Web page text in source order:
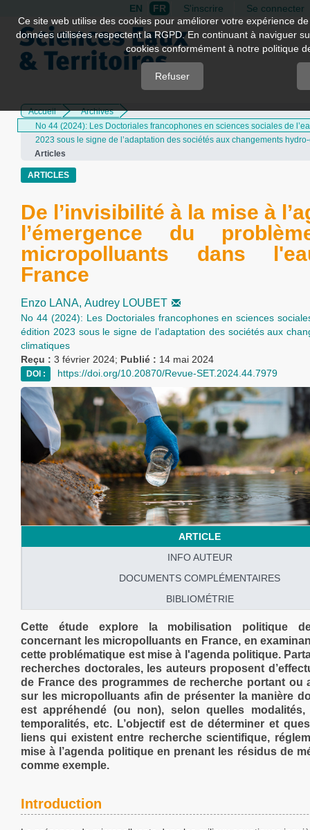
Quick
jump
page
Main
Navigation
Main
Content
Sidebar
EN FR S'inscrire Se connecter
Accueil
Archives
No 44 (2024): Les Doctoriales francophones en sciences sociales de
2023 sous le signe de l’adaptation des sociétés aux changements
Articles
ARTICLES
De l’invisibilité à la mise à
l’émergence du
micropolluants dans
France
Enzo LANA, Audrey LOUBET
No 44 (2024): Les Doctoriales francophones en sciences
édition 2023 sous le signe de l’adaptation des sociétés aux
climatiques
Reçu : 3 février 2024; Publié : 14 mai 2024
DOI : https://doi.org/10.20870/Revue-SET.2024.44.7979
ARTICLE
INFO AUTEUR
DOCUMENTS COMPLÉMENTAIRES
BIBLIOMÉTRIE
Cette étude explore la mobilisation politique
concernant les micropolluants en France, en
cette problématique est mise à l'agenda politique.
recherches doctorales, les auteurs proposent
de France des programmes de recherche portant ou
sur les micropolluants afin de présenter la manière
est appréhendé (ou non), selon quelles modalités,
temporalités, etc. L’objectif est de déterminer et
liens qui existent entre recherche scientifique,
mise à l’agenda politique en prenant les résidus de
comme exemple.
Introduction
Ce site web utilise des cookies pour améliorer votre expérience
données utilisées respectent la RGPD. En continuant à naviguer
cookies conformément à notre politique
Refuser